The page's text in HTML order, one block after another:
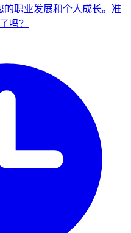
职业发展和个人成长。准
吗？